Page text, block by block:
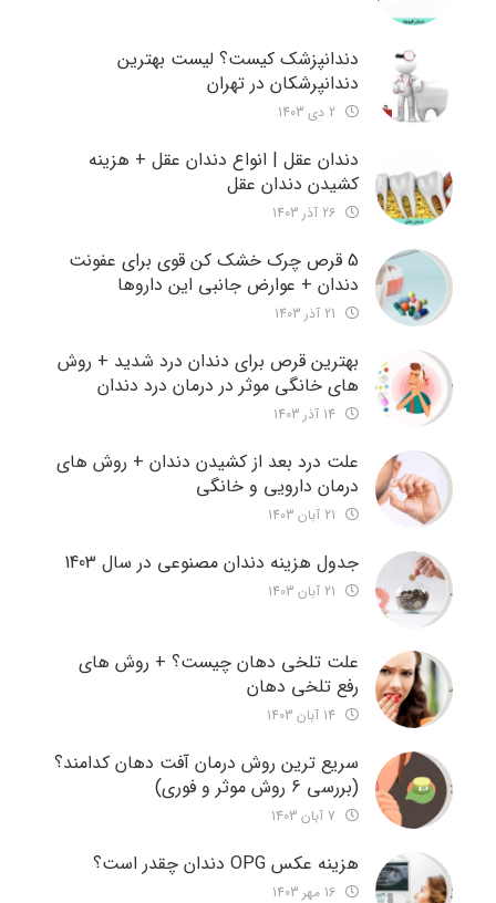
دندانپزشک کیست؟ لیست بهترین
دندانپرشکان در تهران
دندان عقل | انواع دندان عقل + هزینه
کشیدن دندان عقل
5 قرص چرک خشک کن قوی برای عفونت
دندان + عوارض جانبی این داروها
بهترین قرص برای دندان درد شدید + روش
های خانگی موثر در درمان درد دندان
علت درد بعد از کشیدن دندان + روش های
درمان دارویی و خانگی
جدول هزینه دندان مصنوعی در سال 1403
علت تلخی دهان چیست؟ + روش های
رفع تلخی دهان
سریع ترین روش درمان آفت دهان کدامند؟
(بررسی 6 روش موثر و فوری)
هزینه عکس OPG دندان چقدر است؟